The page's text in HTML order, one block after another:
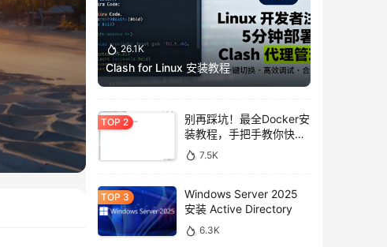
26.1K
Clash for Linux 安装教程
别再踩坑！最全Docker安
装教程，手把手教你快速
上手7.5K
Windows Server 2025
安装 Active Directory
6.3K